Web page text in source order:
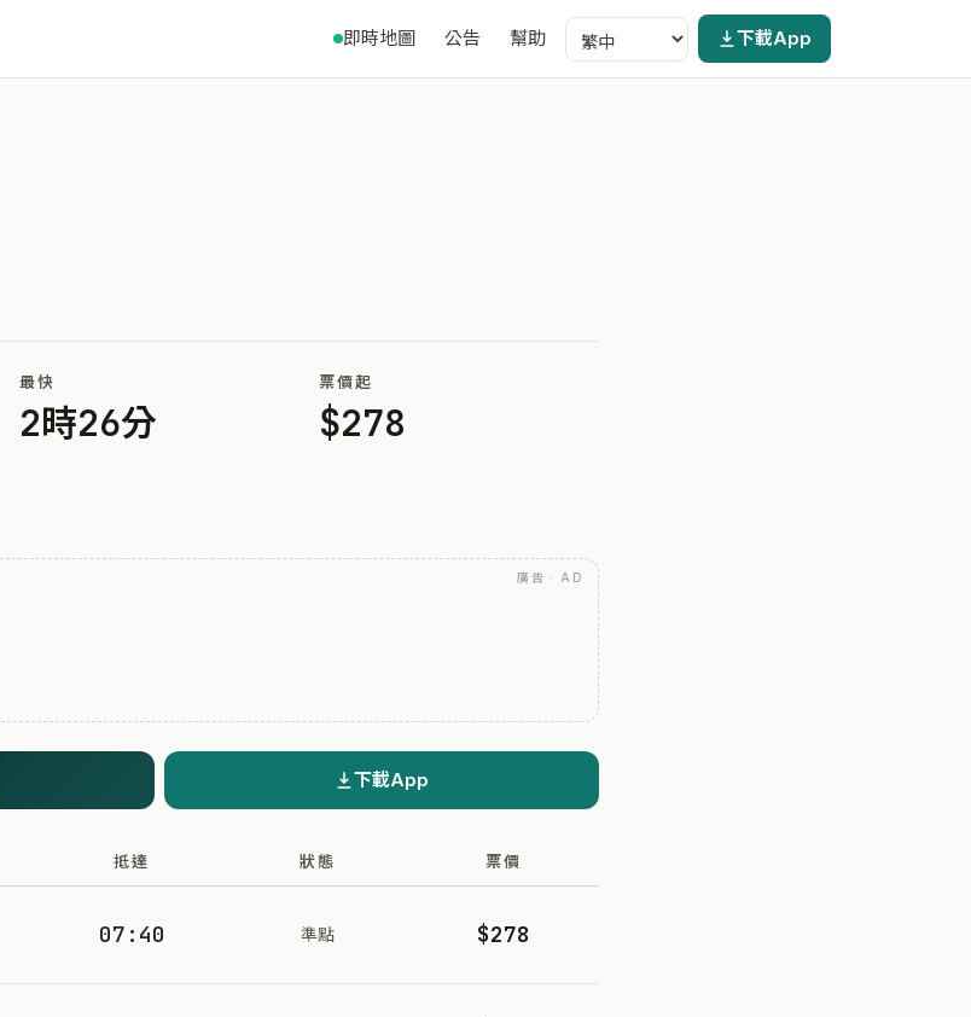
即時地圖 公告 幫助 下載App
最快
2時26分
票價起
$278
廣告 · AD
下載App
抵達 狀態 票價
07:40 準點 $278